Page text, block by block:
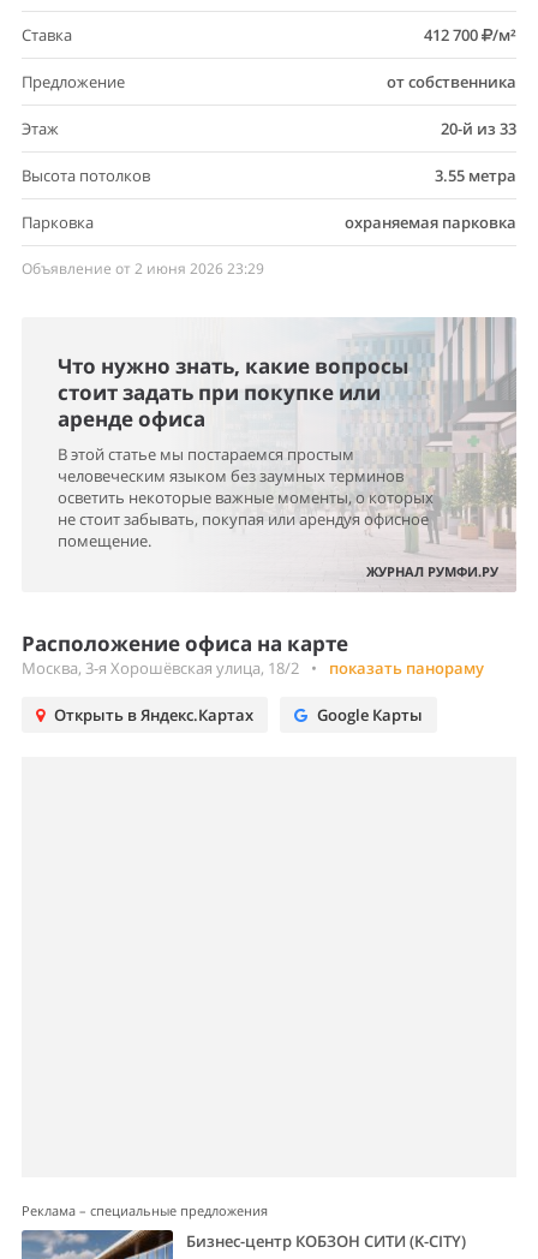
Ставка 412 700 /м²
Предложение от собственника
Этаж 20-й из 33
Высота потолков 3.55 метра
Парковка охраняемая парковка
Объявление от 2 июня 2026 23:29
Что нужно знать, какие вопросы
стоит задать при покупке или
аренде офиса
В этой статье мы постараемся простым
человеческим языком без заумных терминов
осветить некоторые важные моменты, о которых
не стоит забывать, покупая или арендуя офисное
помещение.
ЖУРНАЛ РУМФИ.РУ
Расположение офиса на карте
Москва, 3-я Хорошёвская улица, 18/2 • показать панораму
Открыть в Яндекс.Картах Google Карты
Реклама – специальные предложения
Бизнес-центр КОБЗОН СИТИ (K-CITY)